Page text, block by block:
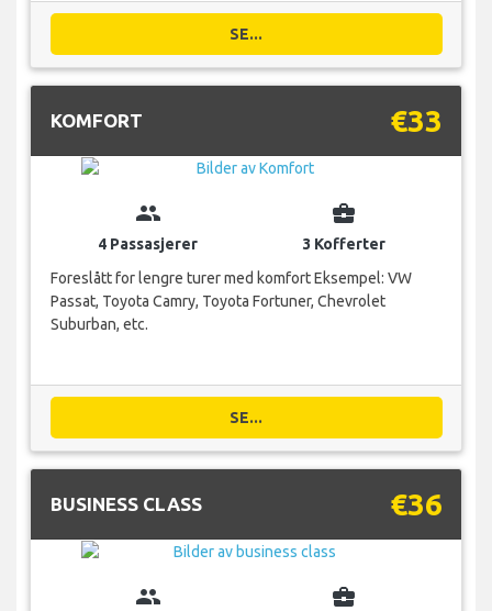
SE...
KOMFORT €33
group
4 Passasjerer
business_center
3 Kofferter
Foreslått for lengre turer med komfort Eksempel: VW
Passat, Toyota Camry, Toyota Fortuner, Chevrolet
Suburban, etc.
SE...
BUSINESS CLASS €36
group business_center